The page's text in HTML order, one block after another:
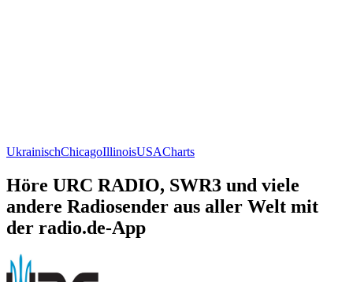
UkrainischChicagoIllinoisUSACharts
Höre URC RADIO, SWR3 und viele
andere Radiosender aus aller Welt mit
der radio.de-App